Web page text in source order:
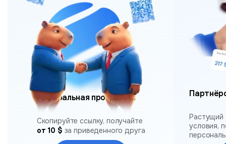
Реферальная программа
Скопируйте ссылку, получайте
от 10 $ за приведенного друга
Растущий
условия,